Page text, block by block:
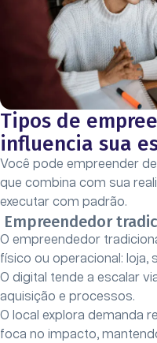
Tipos de
influencia sua
Você pode empreender
que combina com sua
executar com padrão.
Empreendedor
O empreendedor
físico ou operacional: loja,
O digital tende a escalar
aquisição e processos.
O local explora demanda
foca no impacto,